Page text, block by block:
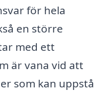
för hela
en större
med ett
är vana vid att
som kan uppstå